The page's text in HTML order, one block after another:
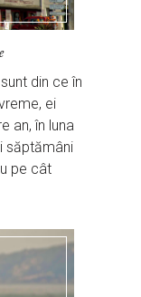
din ce în
ei
an, în luna
săptămâni
pe cât